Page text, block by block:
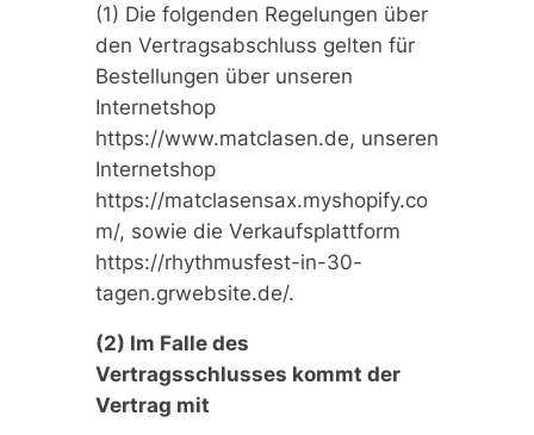
(1) Die folgenden Regelungen über
den Vertragsabschluss gelten für
Bestellungen über unseren
Internetshop
https://www.matclasen.de, unseren
Internetshop
https://matclasensax.myshopify.co
m/, sowie die Verkaufsplattform
https://rhythmusfest-in-30-
tagen.grwebsite.de/.
(2) Im Falle des
Vertragsschlusses kommt der
Vertrag mit